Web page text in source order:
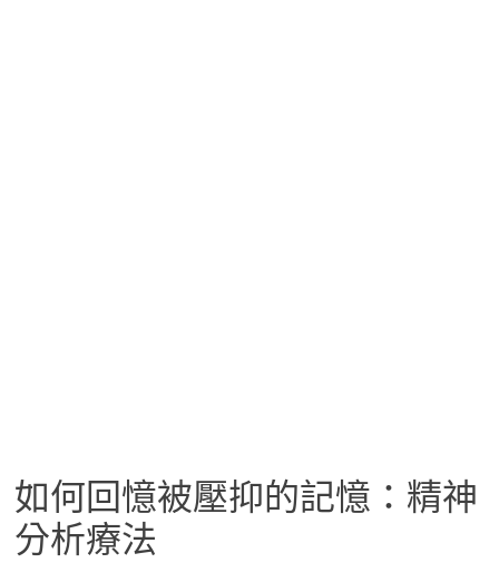
如何回憶被壓抑的記憶：精神
分析療法